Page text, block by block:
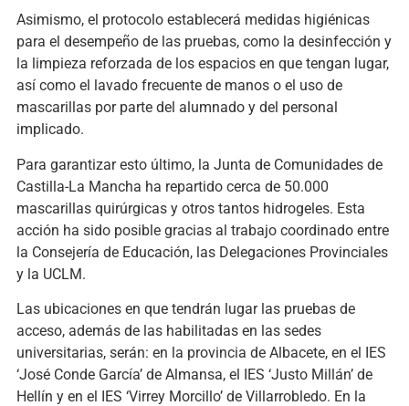
Asimismo, el protocolo establecerá medidas higiénicas
para el desempeño de las pruebas, como la desinfección y
la limpieza reforzada de los espacios en que tengan lugar,
así como el lavado frecuente de manos o el uso de
mascarillas por parte del alumnado y del personal
implicado.
Para garantizar esto último, la Junta de Comunidades de
Castilla-La Mancha ha repartido cerca de 50.000
mascarillas quirúrgicas y otros tantos hidrogeles. Esta
acción ha sido posible gracias al trabajo coordinado entre
la Consejería de Educación, las Delegaciones Provinciales
y la UCLM.
Las ubicaciones en que tendrán lugar las pruebas de
acceso, además de las habilitadas en las sedes
universitarias, serán: en la provincia de Albacete, en el IES
‘José Conde García’ de Almansa, el IES ‘Justo Millán’ de
Hellín y en el IES ‘Virrey Morcillo’ de Villarrobledo. En la